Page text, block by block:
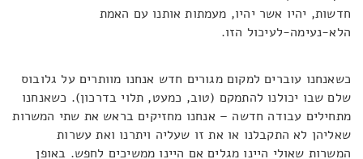
חדשות, יהיו אשר יהיו, מעמתות אותנו עם האמת
הלא-נעימה-לעיכול הזו.
כשאנחנו עוברים למקום מגורים חדש אנחנו מוותרים על גלובוס
שלם שבו יכולנו להתמקם (טוב, כמעט, תלוי בדרכון). כשאנחנו
מתחילים עבודה חדשה – אנחנו מחזיקים בראש את שתי המשרות
שאליהן לא התקבלנו או את זו שעליה ויתרנו ואת עשרות
המשרות שאולי היינו מגלים אם היינו ממשיכים לחפש. באופן